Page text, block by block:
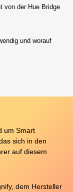
von der Hue Bridge
und worauf
um Smart
sich in den
auf diesem
dem Hersteller